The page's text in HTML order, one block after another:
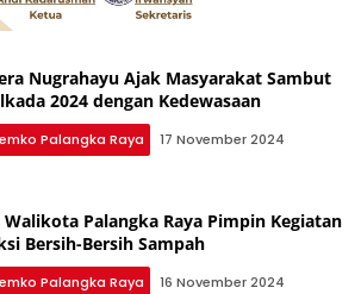
Nugrahayu Ajak Masyarakat Sambut
2024 dengan Kedewasaan
Palangka Raya 17 November 2024
Walikota Palangka Raya Pimpin Kegiatan
Bersih-Bersih Sampah
Palangka Raya 16 November 2024